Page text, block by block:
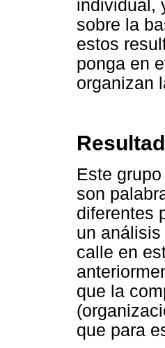
individual,
sobre la
estos
ponga en
organizan
Este
son
diferentes
un
calle en
que la
que para